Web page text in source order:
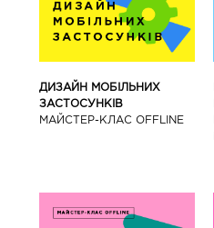
ДИЗАЙН МОБІЛЬНИХ
ЗАСТОСУНКІВ
МАЙCТЕР-КЛАС OFFLINE